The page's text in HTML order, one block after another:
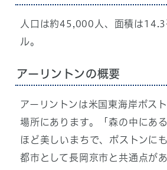
人口は約45,000人、面積は14.3
ル。
アーリントンの概要
アーリントンは米国東海岸ボス
場所にあります。「森の中にあ
ほど美しいまちで、ボストンに
都市として長岡京市と共通点が